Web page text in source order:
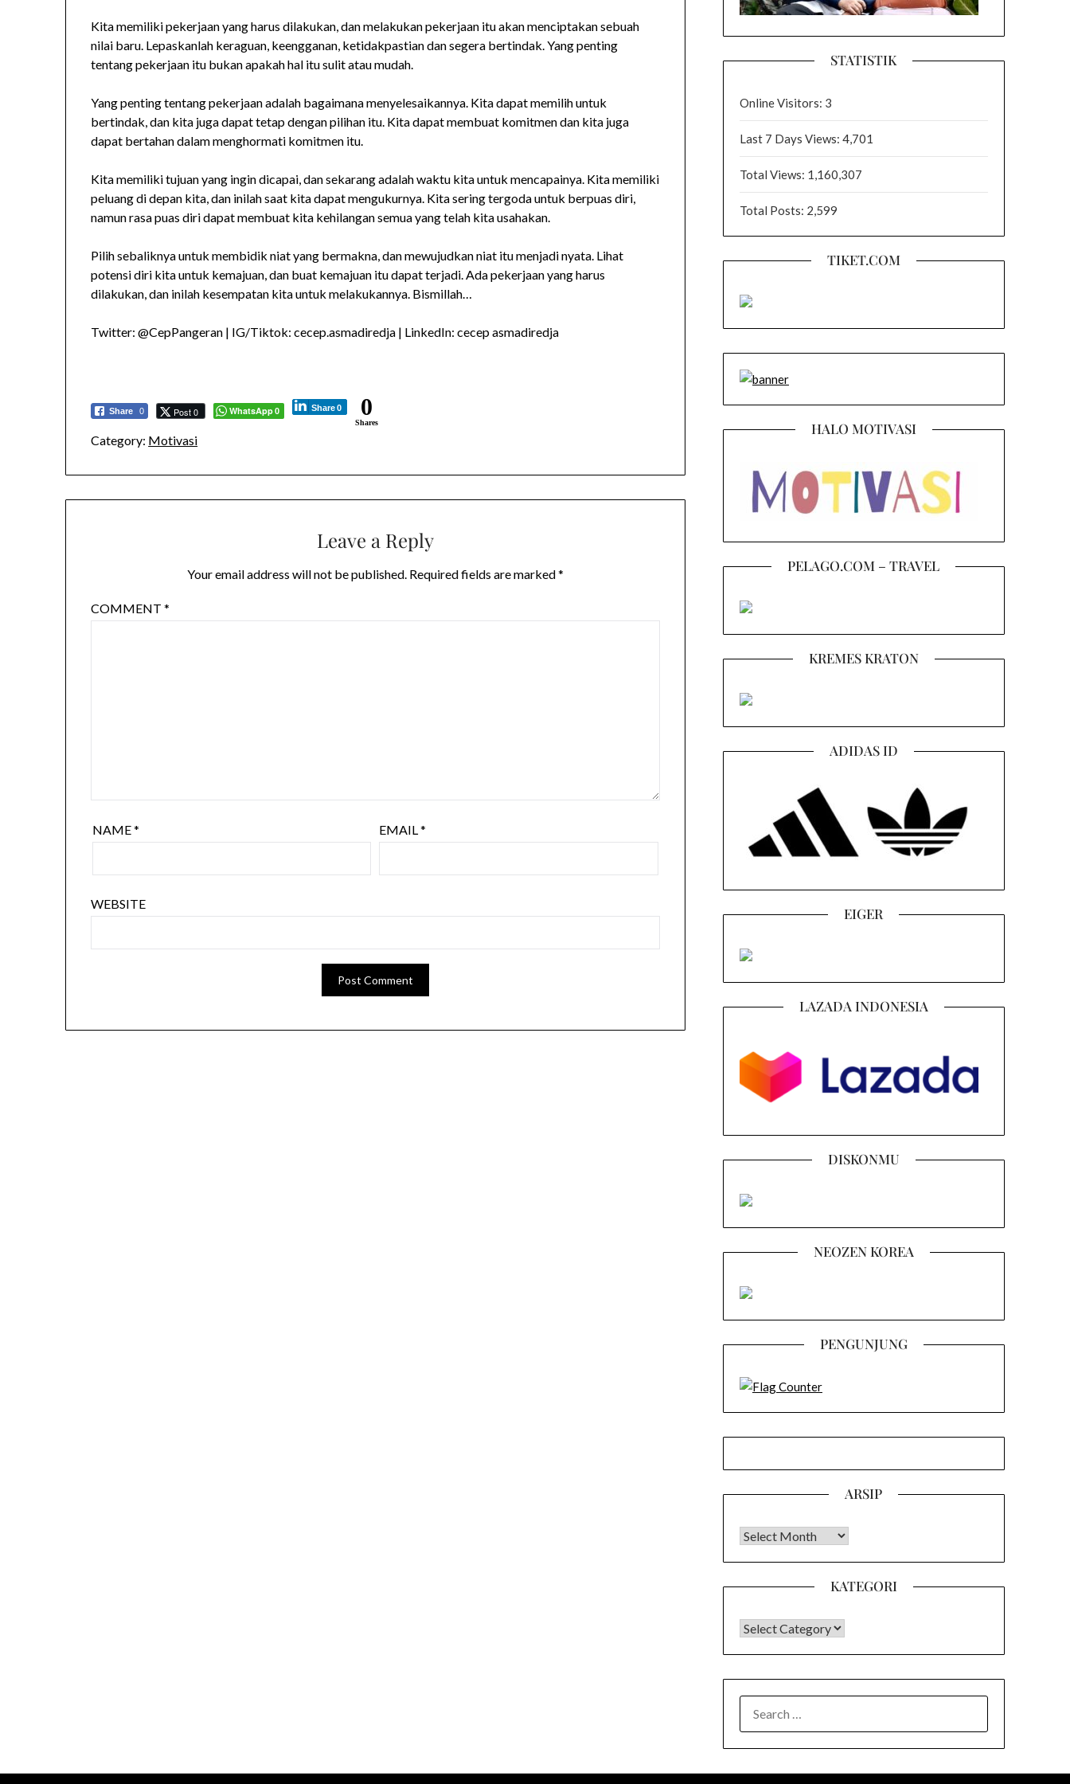
Kita memiliki pekerjaan yang harus dilakukan, dan melakukan pekerjaan itu akan menciptakan sebuah
nilai baru. Lepaskanlah keraguan, keengganan, ketidakpastian dan segera bertindak. Yang penting
tentang pekerjaan itu bukan apakah hal itu sulit atau mudah.
Yang penting tentang pekerjaan adalah bagaimana menyelesaikannya. Kita dapat memilih untuk
bertindak, dan kita juga dapat tetap dengan pilihan itu. Kita dapat membuat komitmen dan kita juga
dapat bertahan dalam menghormati komitmen itu.
Kita memiliki tujuan yang ingin dicapai, dan sekarang adalah waktu kita untuk mencapainya. Kita memiliki
peluang di depan kita, dan inilah saat kita dapat mengukurnya. Kita sering tergoda untuk berpuas diri,
namun rasa puas diri dapat membuat kita kehilangan semua yang telah kita usahakan.
Pilih sebaliknya untuk membidik niat yang bermakna, dan mewujudkan niat itu menjadi nyata. Lihat
potensi diri kita untuk kemajuan, dan buat kemajuan itu dapat terjadi. Ada pekerjaan yang harus
dilakukan, dan inilah kesempatan kita untuk melakukannya. Bismillah…
Twitter: @CepPangeran | IG/Tiktok: cecep.asmadiredja | LinkedIn: cecep asmadiredja
Share 0 Post 0 WhatsApp0 Share0 0
Shares
Category: Motivasi
Leave a Reply
Your email address will not be published. Required fields are marked*
COMMENT*
NAME* EMAIL*
WEBSITE
STATISTIK
Online Visitors: 3
Last 7 Days Views: 4,701
Total Views: 1,160,307
Total Posts: 2,599
TIKET.COM
HALO MOTIVASI
PELAGO.COM – TRAVEL
KREMES KRATON
ADIDAS ID
EIGER
LAZADA INDONESIA
DISKONMU
NEOZEN KOREA
PENGUNJUNG
ARSIP
Arsip
KATEGORI
KATEGORI
FOR: